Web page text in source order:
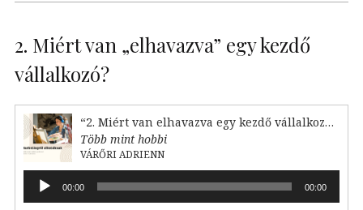
2. Miért van „elhavazva” egy kezdő
vállalkozó?
“2. Miért van elhavazva egy kezdő vállalkozó?”
Több mint hobbi
VÁRŐRI ADRIENN
Audió
lejátszó00:00 00:00